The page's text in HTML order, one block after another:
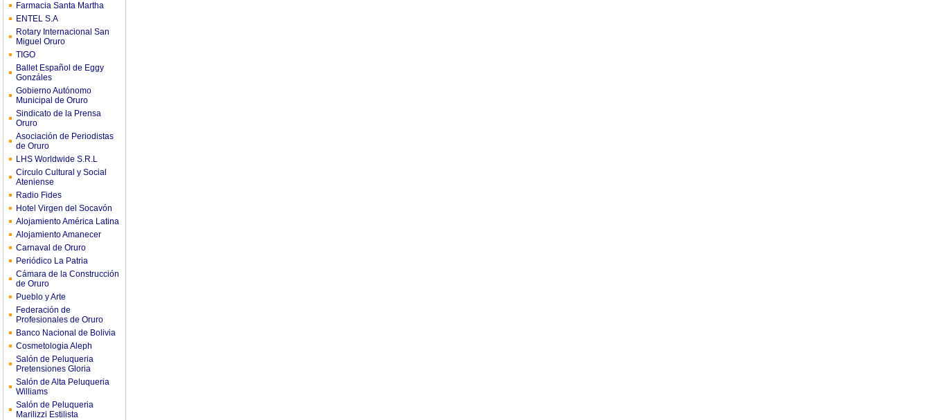
Farmacia Santa Martha
ENTEL S.A
Rotary Internacional San
Miguel Oruro
TIGO
Ballet Español de Eggy
Gonzáles
Gobierno Autónomo
Municipal de Oruro
Sindicato de la Prensa
Oruro
Asociación de Periodistas
de Oruro
LHS Worldwide S.R.L
Circulo Cultural y Social
Ateniense
Radio Fides
Hotel Virgen del Socavón
Alojamiento América Latina
Alojamiento Amanecer
Carnaval de Oruro
Periódico La Patria
Cámara de la Construcción
de Oruro
Pueblo y Arte
Federación de
Profesionales de Oruro
Banco Nacional de Bolivia
Cosmetologia Aleph
Salón de Peluqueria
Pretensiones Gloria
Salón de Alta Peluqueria
Williams
Salón de Peluqueria
Marilizzi Estilista